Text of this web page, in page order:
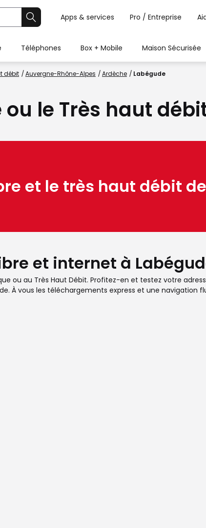
Apps & services Pro / Entreprise
Téléphones Box + Mobile Maison Sécurisée
débit Auvergne-Rhône-Alpes Ardèche Labégude
le Très haut
et le très haut débit de
et internet à
ou au Très Haut Débit. Profitez-en et testez votre
À vous les téléchargements express et une navigation